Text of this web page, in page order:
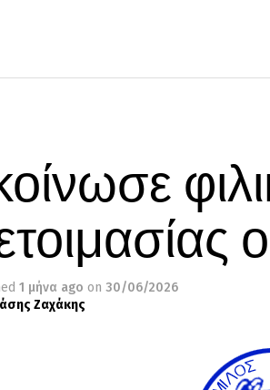
1 μήνα ago on 30/06/2026
Ζαχάκης